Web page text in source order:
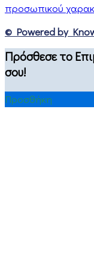
προσωπικού
© Powered by
Πρόσθεσε το
σου!
Προσθήκη